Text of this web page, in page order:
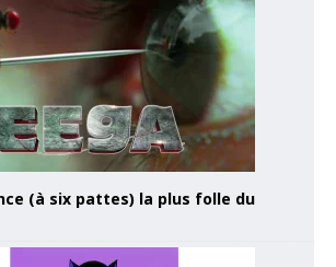
(à six pattes) la plus folle du